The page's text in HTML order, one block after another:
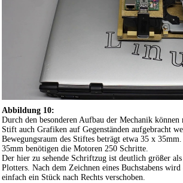
Abbildung 10:
Durch den besonderen Aufbau der Mechanik können
Stift auch Grafiken auf Gegenständen aufgebracht
Bewegungsraum des Stiftes beträgt etwa 35 x
35mm benötigen die Motoren 250 Schritte.
Der hier zu sehende Schriftzug ist deutlich größer
Plotters. Nach dem Zeichnen eines Buchstabens
einfach ein Stück nach Rechts verschoben.